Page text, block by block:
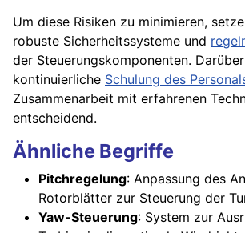
Um diese Risiken zu minimieren,
robuste Sicherheitssysteme und
der Steuerungskomponenten.
kontinuierliche Schulung des
Zusammenarbeit mit erfahrenen
entscheidend.
Ähnliche Begriffe
Pitchregelung: Anpassung des
Rotorblätter zur Steuerung der
Yaw-Steuerung: System zur